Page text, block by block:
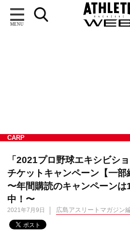
MENU
CARP
「2021プロ野球エキシビシ
チケットキャンペーン【一部
〜年間購読のキャンペーン
中！〜
2021年7月9日 広島アスリートマガジン